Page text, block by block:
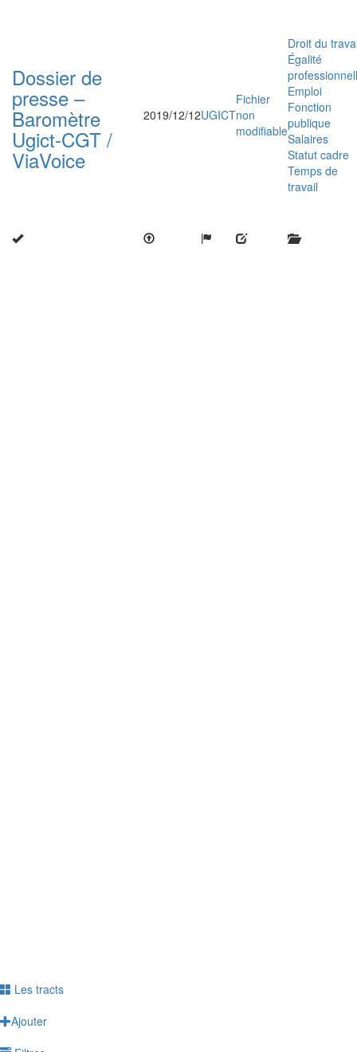
Les tracts
Ajouter
Dossier de
presse –
Baromètre
Ugict-CGT /
ViaVoice
2019/12/12UGICT
Fichier
non
modifiable
Droit du
Égalité
Emploi
Fonction
publique
Salaires
Statut cadre
Temps de
travail